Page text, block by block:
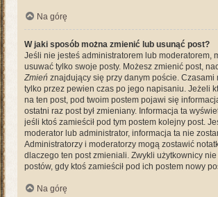
Na górę
W jaki sposób można zmienić lub usunąć post?
Jeśli nie jesteś administratorem lub moderatorem,
usuwać tylko swoje posty. Możesz zmienić post,
Zmień znajdujący się przy danym poście. Czasami
tylko przez pewien czas po jego napisaniu. Jeżeli
na ten post, pod twoim postem pojawi się
ostatni raz post był zmieniany. Informacja ta
jeśli ktoś zamieścił pod tym postem kolejny post.
moderator lub administrator, informacja ta nie
Administratorzy i moderatorzy mogą zostawić
dlaczego ten post zmieniali. Zwykli użytkownicy
postów, gdy ktoś zamieścił pod ich postem nowy
Na górę